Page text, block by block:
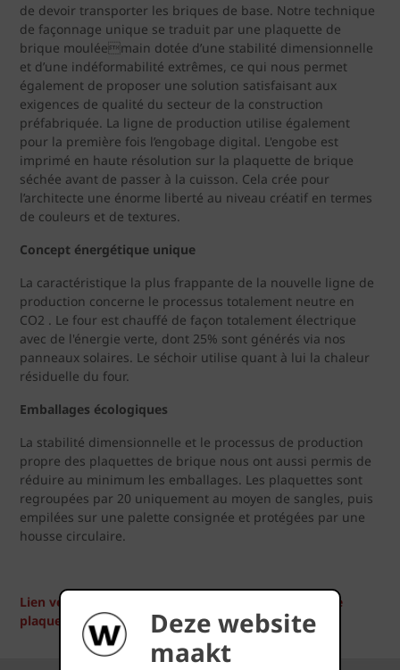
Deze website
maakt
de devoir transporter les briques de base. Notre technique
de façonnage unique se traduit par une plaquette de
brique mouléemain dotée d’une stabilité dimensionnelle
et d’une indéformabilité extrêmes, ce qui nous permet
également de proposer une solution satisfaisant aux
exigences de qualité du secteur de la construction
préfabriquée. La ligne de production utilise également
pour la première fois l’engobage digital. L'engobe est
imprimé en haute résolution sur la plaquette de brique
séchée avant de passer à la cuisson. Cela crée pour
l’architecte une énorme liberté au niveau créatif en termes
de couleurs et de textures.
Concept énergétique unique
La caractéristique la plus frappante de la nouvelle ligne de
production concerne le processus totalement neutre en
CO2 . Le four est chauffé de façon totalement électrique
avec de l'énergie verte, dont 25% sont générés via nos
panneaux solaires. Le séchoir utilise quant à lui la chaleur
résiduelle du four.
Emballages écologiques
La stabilité dimensionnelle et le processus de production
propre des plaquettes de brique nous ont aussi permis de
réduire au minimum les emballages. Les plaquettes sont
regroupées par 20 uniquement au moyen de sangles, puis
empilées sur une palette consignée et protégées par une
housse circulaire.
Lien vers le rapport YouTube sur la nouvelle ligne de
plaquettes